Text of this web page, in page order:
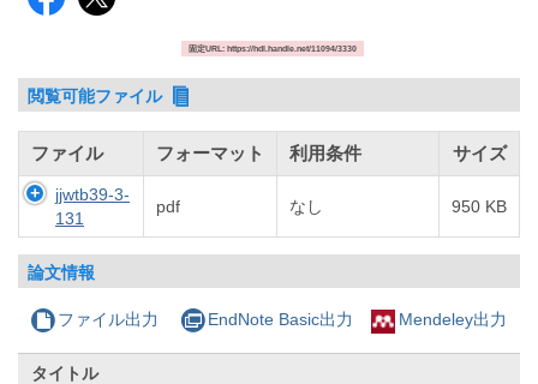
固定URL: https://hdl.handle.net/11094/3330
閲覧可能ファイル
ファイル フォーマット 利用条件 サイズ
jjwtb39-3-
131
pdf なし 950 KB
論文情報
ファイル出力 EndNote Basic出力 Mendeley出力
タイトル